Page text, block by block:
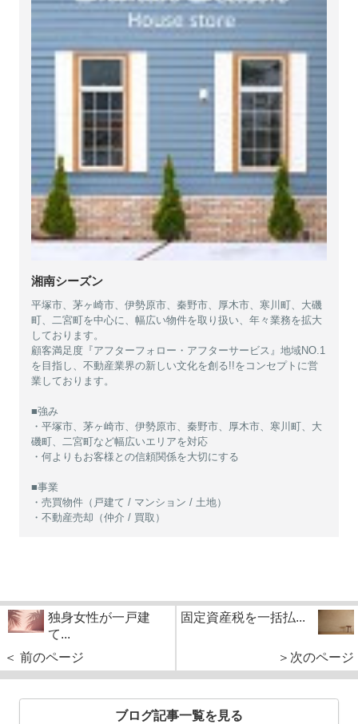
湘南シーズン
平塚市、茅ヶ崎市、伊勢原市、秦野市、厚木市、寒川町、大磯
町、二宮町を中心に、幅広い物件を取り扱い、年々業務を拡大
しております。
顧客満足度『アフターフォロー・アフターサービス』地域NO.1
を目指し、不動産業界の新しい文化を創る!!をコンセプトに営
業しております。
■強み
・平塚市、茅ヶ崎市、伊勢原市、秦野市、厚木市、寒川町、大
磯町、二宮町など幅広いエリアを対応
・何よりもお客様との信頼関係を大切にする
■事業
・売買物件（戸建て / マンション / 土地）
・不動産売却（仲介 / 買取）
独身女性が一戸建
て...
＜ 前のページ
固定資産税を一括払...
＞次のページ
ブログ記事一覧を見る